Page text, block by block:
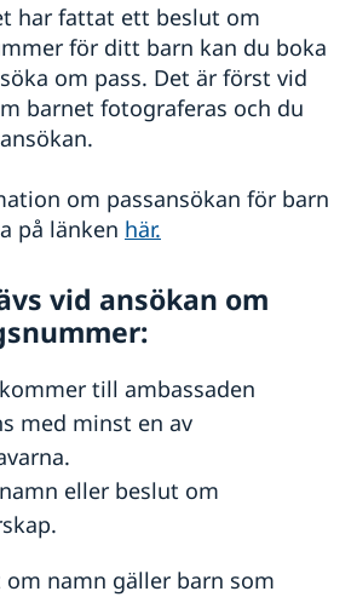
- Singapore
och katastrofer
säkerhet
har fattat ett beslut om
för ditt barn kan du boka
om pass. Det är först vid
barnet fotograferas och du
om passansökan för barn
på länken här.
vid ansökan om
till ambassaden
med minst en av
eller beslut om
om namn gäller barn som